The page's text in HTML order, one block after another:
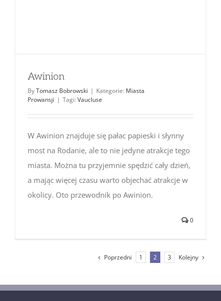
Awinion
ByTomasz Bobrowski | Kategorie: Miasta
Prowansji | Tagi: Vaucluse
W Awinion znajduje się pałac papieski i słynny
most na Rodanie, ale to nie jedyne atrakcje tego
miasta. Można tu przyjemnie spędzić cały dzień,
a mając więcej czasu warto objechać atrakcje w
okolicy. Oto przewodnik po Awinion.
0
Poprzedni 1 2 3 Kolejny